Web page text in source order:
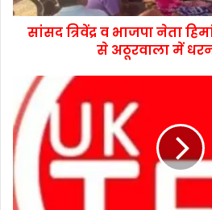
सांसद त्रिवेंद्र व भाजपा नेता
से अठूरवाला में